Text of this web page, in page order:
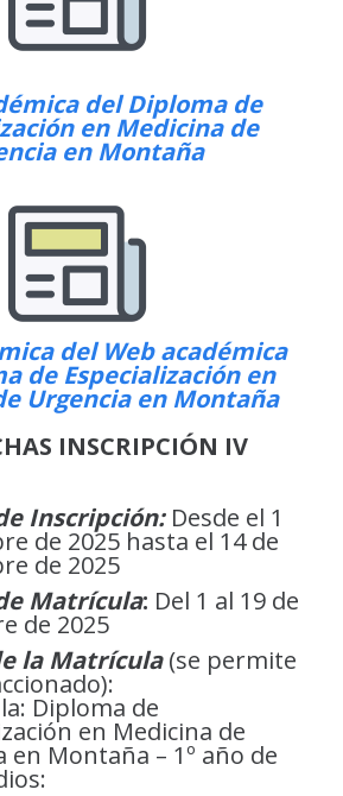
del Diploma de
en Medicina de
en Montaña
del Web académica
de Especialización en
Urgencia en Montaña
INSCRIPCIÓN IV
Inscripción:Desde el 1
de 2025 hasta el 14 de
de 2025
Matrícula: Del 1 al 19 de
de 2025
la Matrícula(se permite
Diploma de
en Medicina de
en Montaña – 1º año de